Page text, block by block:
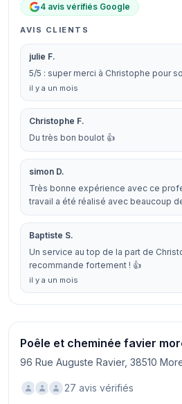
4 avis vérifiés Google
AVIS CLIENTS
julie F.
5/5 : super merci à Christophe pour
il y a un mois
Christophe F.
Du très bon boulot 👍
simon D.
Très bonne expérience avec ce
travail a été réalisé avec beaucoup
Baptiste S.
Un service au top de la part de
recommande fortement ! 👍
il y a un mois
Poêle et cheminée favier
96 Rue Auguste Ravier, 38510
27 avis vérifiés